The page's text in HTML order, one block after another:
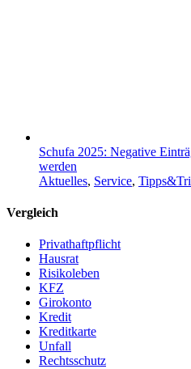
Schufa 2025: Negative
werden
Aktuelles, Service,
Vergleich
Privathaftpflicht
Hausrat
Risikoleben
KFZ
Girokonto
Kredit
Kreditkarte
Unfall
Rechtsschutz